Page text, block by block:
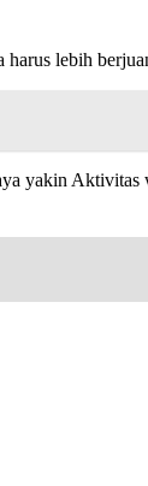
harus lebih
yakin Aktivitas